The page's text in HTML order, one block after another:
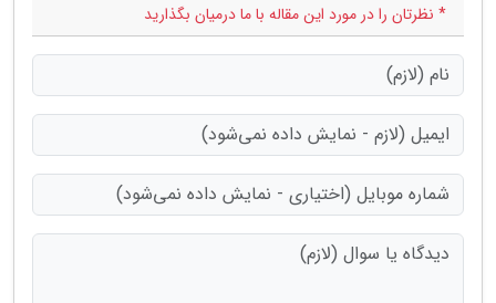
* نظرتان را در مورد این مقاله با ما درمیان بگذارید